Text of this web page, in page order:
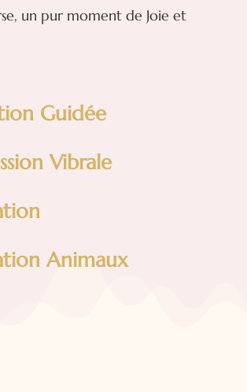
un pur moment de Joie et
Guidée
Vibrale
Animaux